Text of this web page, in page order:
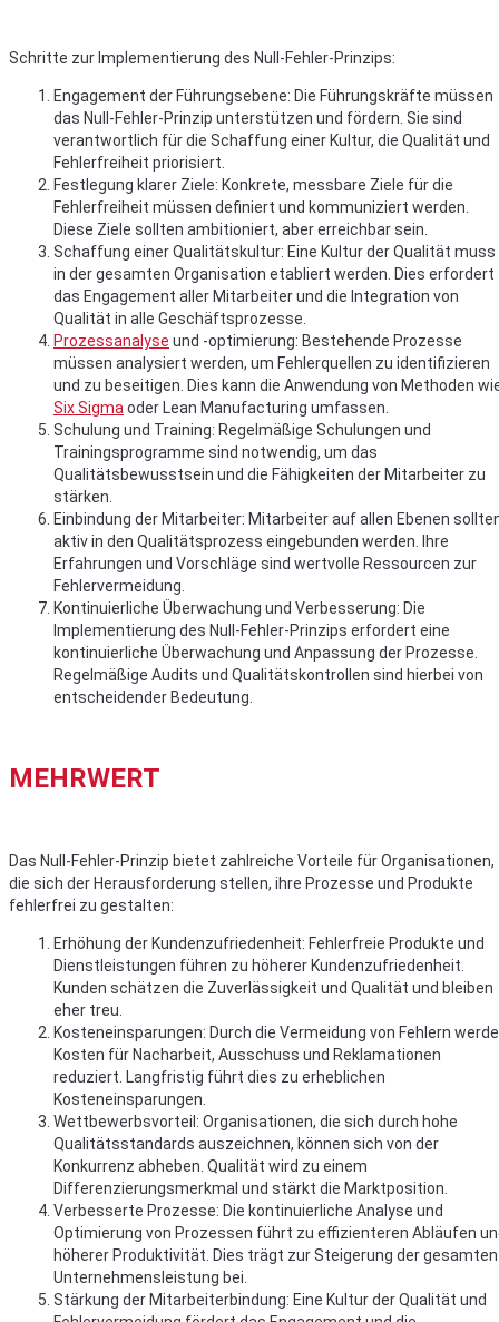
Schritte zur Implementierung des Null-Fehler-Prinzips:
Engagement der Führungsebene: Die Führungskräfte müssen
das Null-Fehler-Prinzip unterstützen und fördern. Sie sind
verantwortlich für die Schaffung einer Kultur, die Qualität und
Fehlerfreiheit priorisiert.
Festlegung klarer Ziele: Konkrete, messbare Ziele für die
Fehlerfreiheit müssen definiert und kommuniziert werden.
Diese Ziele sollten ambitioniert, aber erreichbar sein.
Schaffung einer Qualitätskultur: Eine Kultur der Qualität muss
in der gesamten Organisation etabliert werden. Dies erfordert
das Engagement aller Mitarbeiter und die Integration von
Qualität in alle Geschäftsprozesse.
Prozessanalyse und -optimierung: Bestehende Prozesse
müssen analysiert werden, um Fehlerquellen zu identifizieren
und zu beseitigen. Dies kann die Anwendung von Methoden
Six Sigma oder Lean Manufacturing umfassen.
Schulung und Training: Regelmäßige Schulungen und
Trainingsprogramme sind notwendig, um das
Qualitätsbewusstsein und die Fähigkeiten der Mitarbeiter zu
stärken.
Einbindung der Mitarbeiter: Mitarbeiter auf allen Ebenen
aktiv in den Qualitätsprozess eingebunden werden. Ihre
Erfahrungen und Vorschläge sind wertvolle Ressourcen zur
Fehlervermeidung.
Kontinuierliche Überwachung und Verbesserung: Die
Implementierung des Null-Fehler-Prinzips erfordert eine
kontinuierliche Überwachung und Anpassung der Prozesse.
Regelmäßige Audits und Qualitätskontrollen sind hierbei von
entscheidender Bedeutung.
MEHRWERT
Das Null-Fehler-Prinzip bietet zahlreiche Vorteile für Organisationen,
die sich der Herausforderung stellen, ihre Prozesse und Produkte
fehlerfrei zu gestalten:
Erhöhung der Kundenzufriedenheit: Fehlerfreie Produkte und
Dienstleistungen führen zu höherer Kundenzufriedenheit.
Kunden schätzen die Zuverlässigkeit und Qualität und bleiben
eher treu.
Kosteneinsparungen: Durch die Vermeidung von Fehlern
Kosten für Nacharbeit, Ausschuss und Reklamationen
reduziert. Langfristig führt dies zu erheblichen
Kosteneinsparungen.
Wettbewerbsvorteil: Organisationen, die sich durch hohe
Qualitätsstandards auszeichnen, können sich von der
Konkurrenz abheben. Qualität wird zu einem
Differenzierungsmerkmal und stärkt die Marktposition.
Verbesserte Prozesse: Die kontinuierliche Analyse und
Optimierung von Prozessen führt zu effizienteren Abläufen
höherer Produktivität. Dies trägt zur Steigerung der gesamten
Unternehmensleistung bei.
Stärkung der Mitarbeiterbindung: Eine Kultur der Qualität und